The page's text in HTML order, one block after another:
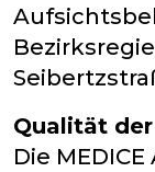
Qualität
Die